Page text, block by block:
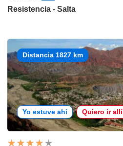
Resistencia - Salta
Distancia 1827 km
Yo estuve ahí Quiero ir allí